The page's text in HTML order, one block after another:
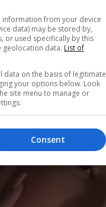
from your device
data) may be stored by,
or used specifically by this
geolocation data. List of
data on the basis of legitimate
your options below. Look
site menu to manage or
Consent